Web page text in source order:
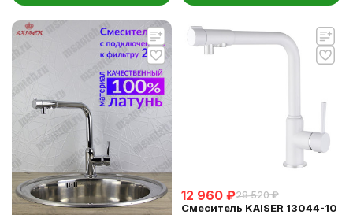
12 960 ₽28 520 ₽
Смеситель KAISER 13044-10